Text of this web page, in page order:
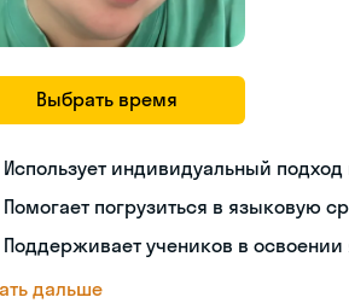
Выбрать время
Использует индивидуальный
Помогает погрузиться в языковую
Поддерживает учеников в
дальше